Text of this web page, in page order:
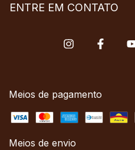
ENTRE EM CONTATO
Meios de pagamento
Meios de envio